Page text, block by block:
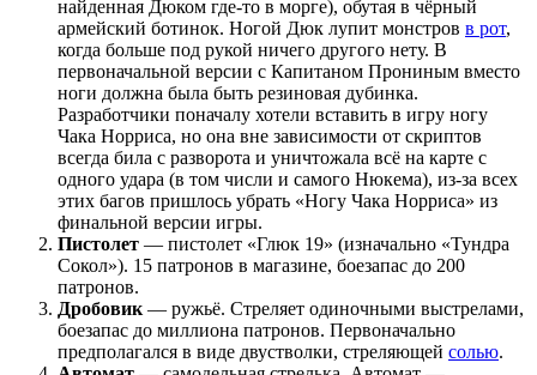
найденная Дюком где-то в морге), обутая в чёрный
армейский ботинок. Ногой Дюк лупит монстров в рот,
когда больше под рукой ничего другого нету. В
первоначальной версии с Капитаном Прониным вместо
ноги должна была быть резиновая дубинка.
Разработчики поначалу хотели вставить в игру ногу
Чака Норриса, но она вне зависимости от скриптов
всегда била с разворота и уничтожала всё на карте с
одного удара (в том числи и самого Нюкема), из-за всех
этих багов пришлось убрать «Ногу Чака Норриса» из
финальной версии игры.
Пистолет — пистолет «Глюк 19» (изначально «Тундра
Сокол»). 15 патронов в магазине, боезапас до 200
патронов.
Дробовик — ружьё. Стреляет одиночными выстрелами,
боезапас до миллиона патронов. Первоначально
предполагался в виде двустволки, стреляющей солью.